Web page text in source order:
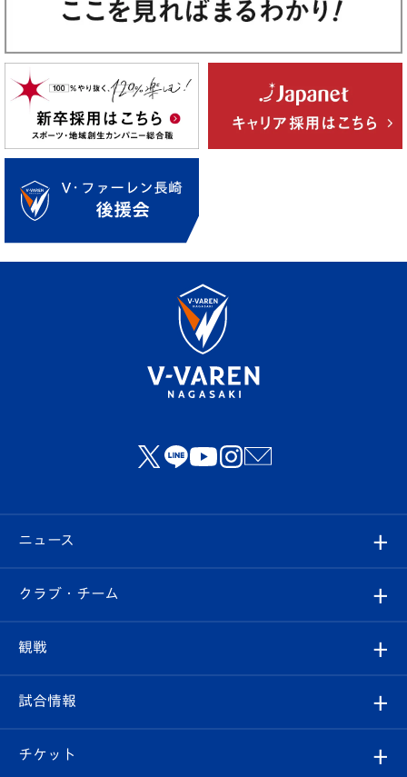
ニュース
すべて
クラブ
試合情報
クラブ・チーム
クラブ概要
観戦
観戦ルール
試合情報
試合日程/結果
チケット